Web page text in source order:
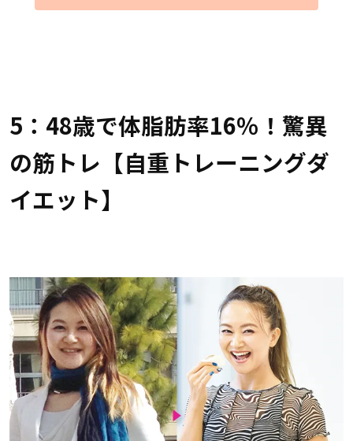
5：48歳で体脂肪率16％！驚異
の筋トレ【自重トレーニングダ
イエット】